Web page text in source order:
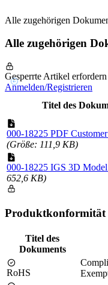
Alle zugehörigen
Alle zugehörigen
Gesperrte Artikel
Anmelden/Registrieren
Titel des
000-18225 PDF
(Größe: 111,9 KB)
000-18225 IGS 3D Model
652,6 KB)
Produktkonformität
Titel des
Dokuments
RoHS